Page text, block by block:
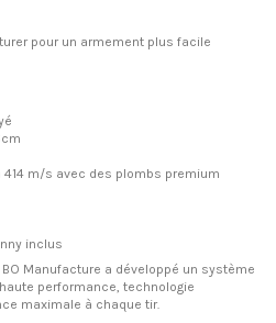
pour un armement plus facile
m/s avec des plombs premium
inclus
BO Manufacture a développé un système
performance, technologie
maximale à chaque tir.